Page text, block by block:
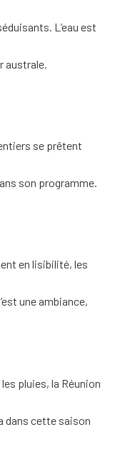
L’eau est
australe.
se prêtent
son programme.
en lisibilité, les
une ambiance,
pluies, la Réunion
dans cette saison